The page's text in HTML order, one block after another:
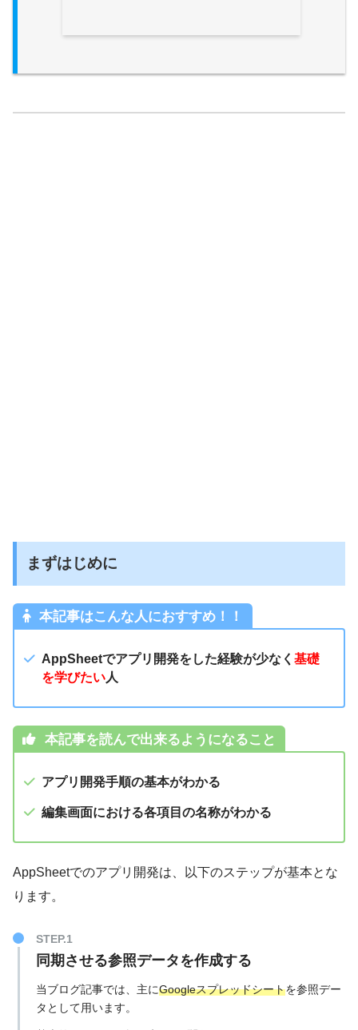
まずはじめに
本記事はこんな人におすすめ！！
AppSheetでアプリ開発をした経験が少なく基礎
を学びたい人
本記事を読んで出来るようになること
アプリ開発手順の基本がわかる
編集画面における各項目の名称がわかる
AppSheetでのアプリ開発は、以下のステップが基本とな
ります。
同期させる参照データを作成する
当ブログ記事では、主にGoogleスプレッドシートを参照デー
タとして用います。